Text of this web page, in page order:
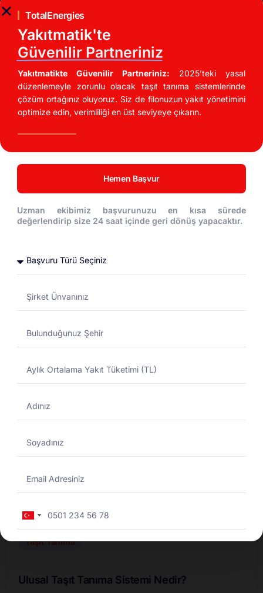
İndirimli Akaryakıt Fırsatları
UTTS Kullanarak Akaryakıt Maliyetinizi %20
Düşürün!
Toptan Akaryakıt
Toptan Akaryakıt
Taşıt Tanıma
Ulusal Taşıt Tanıma Sistemi Nedir?
TotalEnergies
Yakıtmatik'te
Güvenilir Partneriniz
Yakıtmatikte Güvenilir Partneriniz: 2025’teki yasal
düzenlemeyle zorunlu olacak taşıt tanıma sistemlerinde
çözüm ortağınız oluyoruz. Siz de filonuzun yakıt yönetimini
optimize edin, verimliliği en üst seviyeye çıkarın.
Hemen Başvur
Uzman ekibimiz başvurunuzu en kısa sürede
değerlendirip size 24 saat içinde geri dönüş yapacaktır.
Turkey
+90